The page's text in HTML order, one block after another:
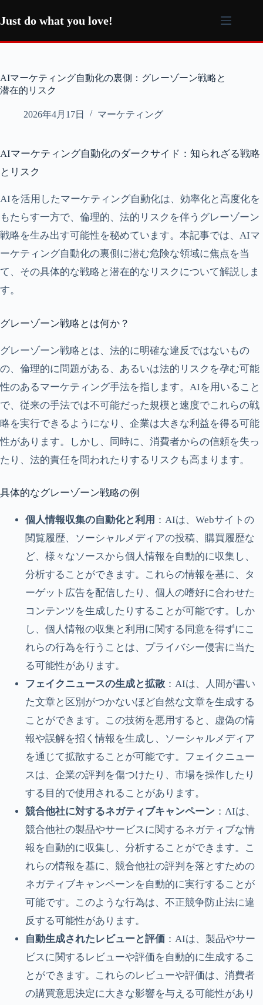
ン
ン
ス
キ
Just do what you love!
AIマーケティング自動化の裏側：グレーゾーン戦略と
潜在的リスク
2026年4月17日 マーケティング
AIマーケティング自動化のダークサイド：知られざる戦略
とリスク
AIを活用したマーケティング自動化は、効率化と高度化を
もたらす一方で、倫理的、法的リスクを伴うグレーゾーン
戦略を生み出す可能性を秘めています。本記事では、AIマ
ーケティング自動化の裏側に潜む危険な領域に焦点を当
て、その具体的な戦略と潜在的なリスクについて解説しま
す。
グレーゾーン戦略とは何か？
グレーゾーン戦略とは、法的に明確な違反ではないもの
の、倫理的に問題がある、あるいは法的リスクを孕む可能
性のあるマーケティング手法を指します。AIを用いること
で、従来の手法では不可能だった規模と速度でこれらの戦
略を実行できるようになり、企業は大きな利益を得る可能
性があります。しかし、同時に、消費者からの信頼を失っ
たり、法的責任を問われたりするリスクも高まります。
具体的なグレーゾーン戦略の例
個人情報収集の自動化と利用 ：AIは、Webサイトの
閲覧履歴、ソーシャルメディアの投稿、購買履歴な
ど、様々なソースから個人情報を自動的に収集し、
分析することができます。これらの情報を基に、タ
ーゲット広告を配信したり、個人の嗜好に合わせた
コンテンツを生成したりすることが可能です。しか
し、個人情報の収集と利用に関する同意を得ずにこ
れらの行為を行うことは、プライバシー侵害に当た
る可能性があります。
フェイクニュースの生成と拡散：AIは、人間が書い
た文章と区別がつかないほど自然な文章を生成する
ことができます。この技術を悪用すると、虚偽の情
報や誤解を招く情報を生成し、ソーシャルメディア
を通じて拡散することが可能です。フェイクニュー
スは、企業の評判を傷つけたり、市場を操作したり
する目的で使用されることがあります。
競合他社に対するネガティブキャンペーン：AIは、
競合他社の製品やサービスに関するネガティブな情
報を自動的に収集し、分析することができます。こ
れらの情報を基に、競合他社の評判を落とすための
ネガティブキャンペーンを自動的に実行することが
可能です。このような行為は、不正競争防止法に違
反する可能性があります。
自動生成されたレビューと評価：AIは、製品やサー
ビスに関するレビューや評価を自動的に生成するこ
とができます。これらのレビューや評価は、消費者
の購買意思決定に大きな影響を与える可能性があり